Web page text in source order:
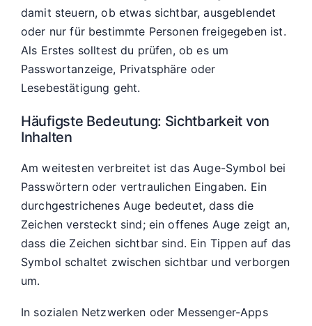
damit steuern, ob etwas sichtbar, ausgeblendet
oder nur für bestimmte Personen freigegeben ist.
Als Erstes solltest du prüfen, ob es um
Passwortanzeige, Privatsphäre oder
Lesebestätigung geht.
Häufigste Bedeutung: Sichtbarkeit von
Inhalten
Am weitesten verbreitet ist das Auge-Symbol bei
Passwörtern oder vertraulichen Eingaben. Ein
durchgestrichenes Auge bedeutet, dass die
Zeichen versteckt sind; ein offenes Auge zeigt an,
dass die Zeichen sichtbar sind. Ein Tippen auf das
Symbol schaltet zwischen sichtbar und verborgen
um.
In sozialen Netzwerken oder Messenger-Apps